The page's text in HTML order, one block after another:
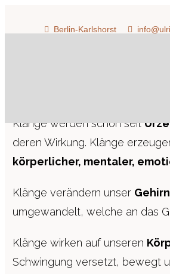
Berlin-Karlshorst
Klänge werden schon seit
deren Wirkung. Klänge
körperlicher, mentaler,
Klänge verändern unser Gehirn
umgewandelt, welche an das
Klänge wirken auf unseren
Schwingung versetzt, bewegt